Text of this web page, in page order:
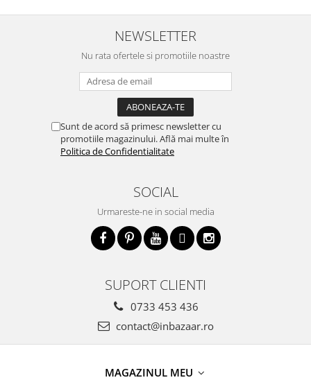
NEWSLETTER
Nu rata ofertele si promotiile noastre
Sunt de acord să primesc newsletter cu
promotiile magazinului. Află mai multe în
Politica de Confidentialitate
SOCIAL
Urmareste-ne in social media
SUPORT CLIENTI
0733 453 436
contact@inbazaar.ro
MAGAZINUL MEU